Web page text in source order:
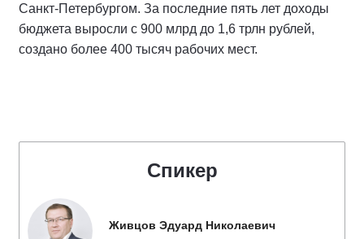
Санкт-Петербургом. За последние пять лет доходы
бюджета выросли с 900 млрд до 1,6 трлн рублей,
создано более 400 тысяч рабочих мест.
Спикер
Живцов Эдуард Николаевич